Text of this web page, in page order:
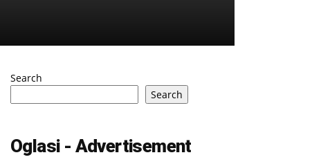
Search
Search
Oglasi - Advertisement